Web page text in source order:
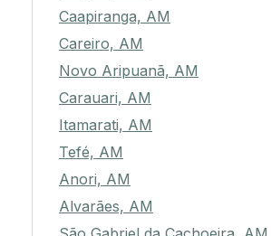
Caapiranga, AM
Careiro, AM
Novo Aripuanã, AM
Carauari, AM
Itamarati, AM
Tefé, AM
Anori, AM
Alvarães, AM